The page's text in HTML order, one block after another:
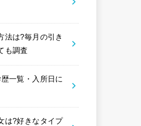
法は?毎月の引き
も調査
一覧・入所日に
は?好きなタイプ